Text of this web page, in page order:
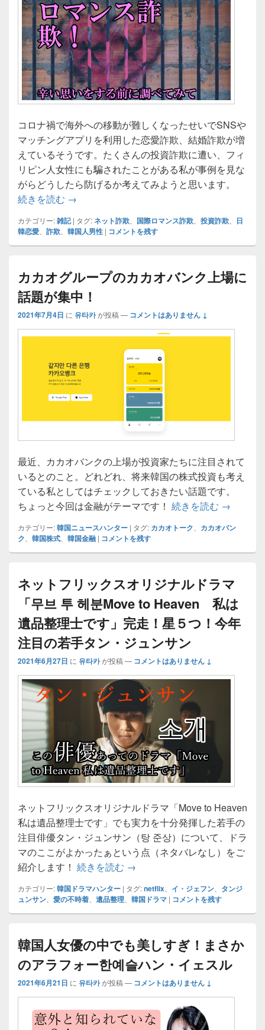
コロナ禍で海外への移動が難しくなったせいでSNSや
マッチングアプリを利用した恋愛詐欺、結婚詐欺が増
えているそうです。たくさんの投資詐欺に遭い、フィ
リピン人女性にも騙されたことがある私が事例を見な
がらどうしたら防げるか考えてみようと思います。
続きを読む どうすればいい？国際ロマンス詐欺急増！１
→
カテゴリー:雑記 | タグ:ネット詐欺 国際ロマンス詐欺 投資詐欺
日
韓恋愛
詐欺 韓国人男性 | コメントを残す
カカオグループのカカオバンク上場に
話題が集中！
2021年7月4日 に 유타카が投稿 — コメントはありません ↓
最近、カカオバンクの上場が投資家たちに注目されて
いるとのこと。どれどれ、将来韓国の株式投資も考え
ている私としてはチェックしておきたい話題です。
ちょっと今回は金融がテーマです！ 続きを読む カカオグ
→
カテゴリー:韓国ニュースハンター | タグ: カカオトーク
カカオバン
ク
韓国株式 韓国金融 | コメントを残す
ネットフリックスオリジナルドラマ
「무브 투 헤분Move to Heaven 私は
遺品整理士です」完走！星５つ！今年
注目の若手タン・ジュンサン
2021年6月27日 に 유타카が投稿 — コメントはありません ↓
ネットフリックスオリジナルドラマ「Move to Heaven
私は遺品整理士です」でも実力を十分発揮した若手の
注目俳優タン・ジュンサン（탕 준상）について、ドラ
マのここがよかったぁという点（ネタバレなし）をご
紹介します！ 続きを読む ネットフリックスオリジナル
→
カテゴリー:韓国ドラマハンター | タグ:netflix イ・ジェフン
タンジ
ュンサン
愛の不時着 遺品整理 韓国ドラマ | コメントを残す
韓国人女優の中でも美しすぎ！まさか
のアラフォー한예슬ハン・イェスル
2021年6月21日 に 유타카が投稿 — コメントはありません ↓